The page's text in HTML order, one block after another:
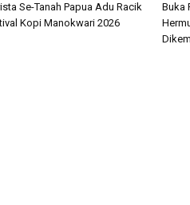
Se-Tanah Papua Adu Racik
Kopi Manokwari 2026
Buka